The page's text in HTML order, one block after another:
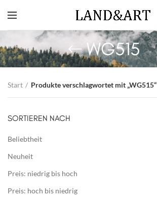
WG515
Start Produkte verschlagwortet mit „WG515“
SORTIEREN NACH
Beliebtheit
Neuheit
Preis: niedrig bis hoch
Preis: hoch bis niedrig